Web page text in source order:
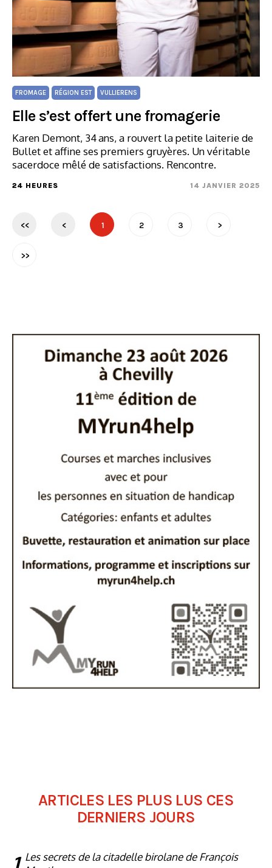
FROMAGE RÉGION EST VULLIERENS
Elle s’est offert une fromagerie
Karen Demont, 34 ans, a rouvert la petite laiterie de
Bullet et affine ses premiers gruyères. Un véritable
sacerdoce mêlé de satisfactions. Rencontre.
24 HEURES 14 JANVIER 2025
<< < 1 2 3 >
>>
ARTICLES LES PLUS LUS CES
DERNIERS JOURS
Les secrets de la citadelle birolane de François